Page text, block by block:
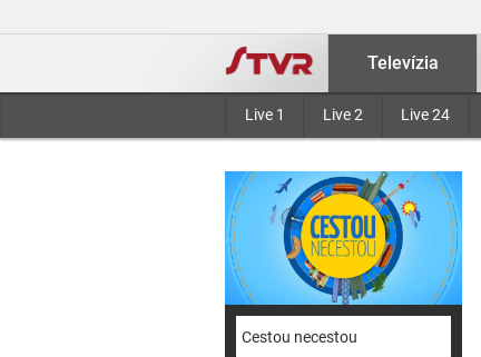
Televízia
Live 1 Live 2 Live 24
Cestou necestou